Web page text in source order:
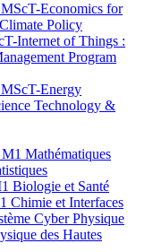
Economics for
Policy
Internet of Things :
Program
Energy
Technology &
Mathématiques
Biologie et Santé
Chimie et Interfaces
Cyber Physique
des Hautes